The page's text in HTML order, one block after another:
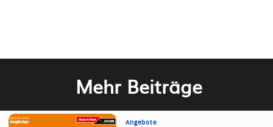
Mehr Beiträge
Angebote